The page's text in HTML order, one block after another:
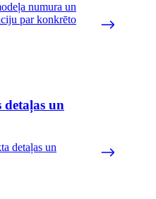
numura un
par konkrēto
detaļas un
detaļas un